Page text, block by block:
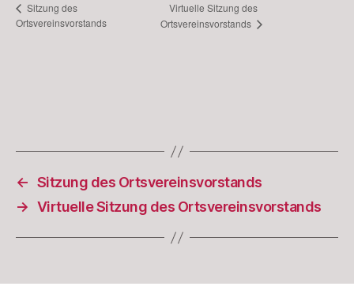
Sitzung des
Ortsvereinsvorstands
Virtuelle Sitzung des
Ortsvereinsvorstands
← Sitzung des Ortsvereinsvorstands
→ Virtuelle Sitzung des Ortsvereinsvorstands